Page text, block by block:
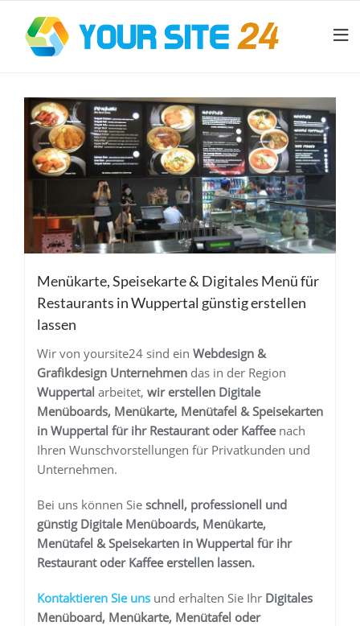
Menükarte, Speisekarte & Digitales Menü für
Restaurants in Wuppertal günstig erstellen
lassen
Wir von yoursite24 sind ein Webdesign &
Grafikdesign Unternehmen das in der Region
Wuppertal arbeitet, wir erstellen Digitale
Menüboards, Menükarte, Menütafel & Speisekarten
in Wuppertal für ihr Restaurant oder Kaffeenach
Ihren Wunschvorstellungen für Privatkunden und
Unternehmen.
Bei uns können Sie schnell, professionell und
günstig Digitale Menüboards, Menükarte,
Menütafel & Speisekarten in Wuppertal für ihr
Restaurant oder Kaffee erstellen lassen.
Kontaktieren Sie uns und erhalten Sie Ihr Digitales
Menüboard, Menükarte, Menütafel oder